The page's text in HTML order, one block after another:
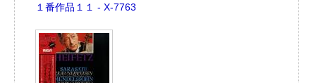
１番作品１１ - X-7763